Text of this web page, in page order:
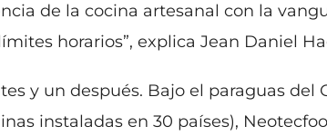
de la cocina artesanal con la
horarios”, explica Jean Daniel
y un después. Bajo el paraguas
instaladas en 30 países),